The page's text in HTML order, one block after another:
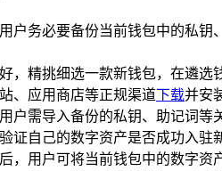
户务必要备份当前钱包中的私
，精挑细选一款新钱包，在遴
、应用商店等正规渠道下载并安
户需导入备份的私钥、助记词
证自己的数字资产是否成功入
，用户可将当前钱包中的数字